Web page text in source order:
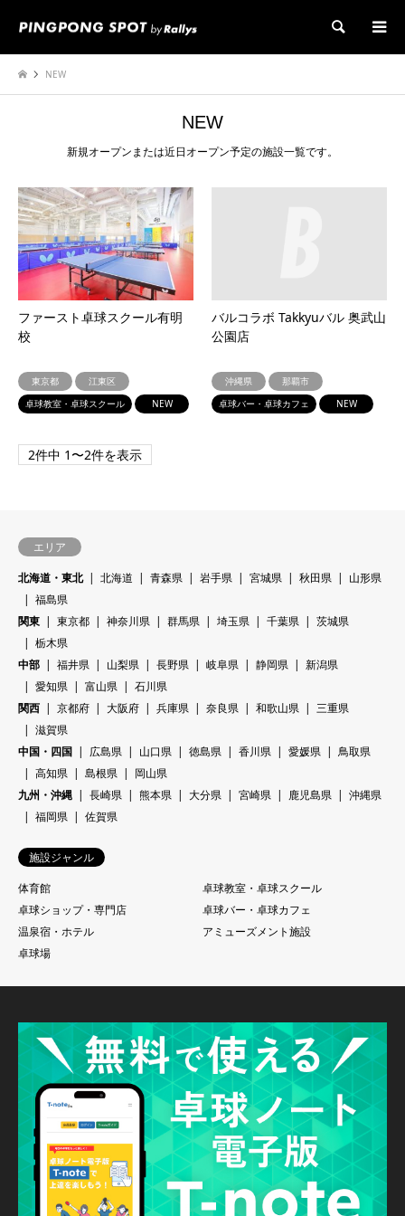
検索
NEW
NEW
新規オープンまたは近日オープン予定の施設一覧です。
ファースト卓球スクール有明
校
東京都
江東区
卓球教室・卓球スクール
NEW
バルコラボ Takkyuバル 奥武山
公園店
沖縄県
那覇市
卓球バー・卓球カフェ
NEW
2件中 1〜2件を表示
エリア
北海道・東北
北海道 青森県 岩手県 宮城県 秋田県
山形県
福島県
関東
東京都 神奈川県 群馬県 埼玉県 千葉県
茨城県
栃木県
中部
福井県 山梨県 長野県 岐阜県 静岡県
新潟県
愛知県
富山県
石川県
関西
京都府 大阪府 兵庫県 奈良県 和歌山県
三重県
滋賀県
中国・四国
広島県 山口県 徳島県 香川県 愛媛県
鳥取県
高知県
島根県
岡山県
九州・沖縄
長崎県 熊本県 大分県 宮崎県 鹿児島県
沖縄県
福岡県
佐賀県
施設ジャンル
体育館
卓球教室・卓球スクール
卓球ショップ・専門店
卓球バー・卓球カフェ
温泉宿・ホテル
アミューズメント施設
卓球場